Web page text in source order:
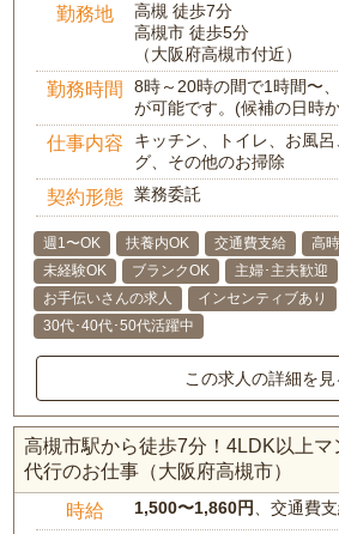
勤務地
高槻 徒歩7分
高槻市 徒歩5分
（大阪府高槻市付近）
勤務時間
8時～20時の間で1時間〜
が可能です。(候補の日時
仕事内容
キッチン、トイレ、お風
グ、その他のお掃除
契約形態 業務委託
週1〜OK 扶養内OK 交通費支給 高
未経験OK
ブランクOK 主婦･主夫歓迎
お手伝いさんの求人
インセンティブあり
30代･40代･50代活躍中
この求人の詳細を見
高槻市駅から徒歩7分！4LDK以上
代行のお仕事（大阪府高槻市）
時給 1,500〜1,860円、交通費